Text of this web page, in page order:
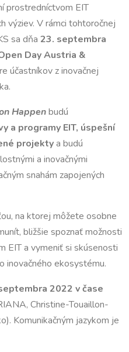
prostredníctvom EIT
výziev. V rámci tohtoročnej
sa dňa 23. septembra
Day Austria &
účastníkov z inovačnej
Happenbudú
a programy EIT, úspešní
projektya budú
a inovačnými
snahám zapojených
na ktorej môžete osobne
bližšie spoznať možnosti
EIT a vymeniť si skúsenosti
inovačného ekosystému.
2022 v čase
Christine-Touaillon-
Komunikačným jazykom je